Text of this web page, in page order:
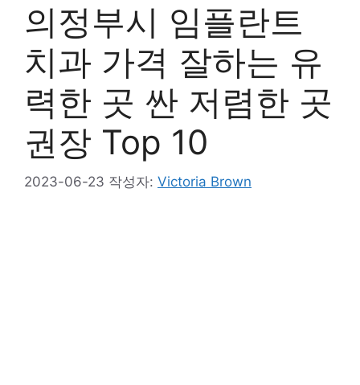
의정부시 임플란트
치과 가격 잘하는 유
력한 곳 싼 저렴한 곳
권장 Top 10
2023-06-23 작성자: Victoria Brown